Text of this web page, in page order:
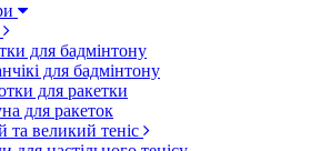
для бадмінтону
для бадмінтону
для ракетки
для ракеток
та великий теніс